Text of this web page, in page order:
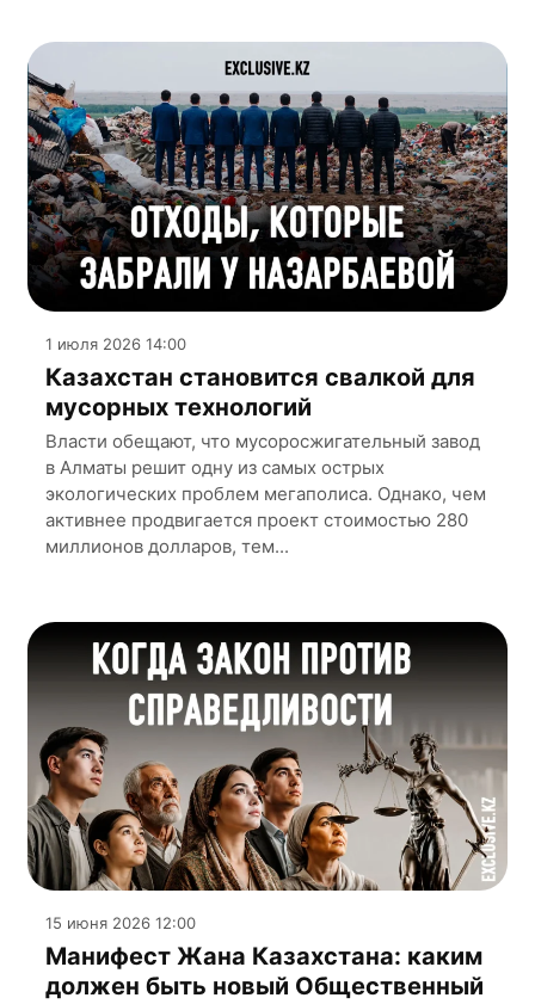
1 июля 2026 14:00
Казахстан становится свалкой для
мусорных технологий
Власти обещают, что мусоросжигательный завод
в Алматы решит одну из самых острых
экологических проблем мегаполиса. Однако, чем
активнее продвигается проект стоимостью 280
миллионов долларов, тем...
15 июня 2026 12:00
Манифест Жана Казахстана: каким
должен быть новый Общественный